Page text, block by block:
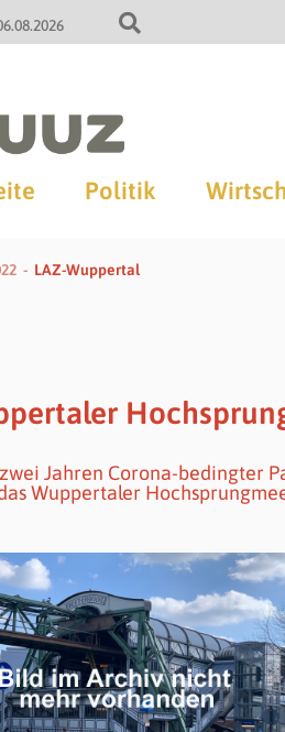
Politik
LAZ-Wuppertal
Jahren Corona-bedingter
Wuppertaler